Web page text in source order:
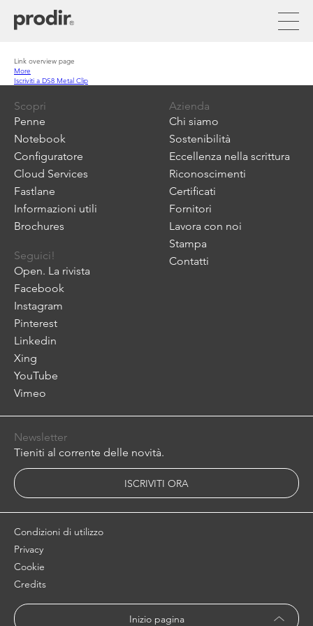
contenuto
Link overview page
More
Iscriviti a DS8 Metal Clip
Scopri
Penne
Notebook
Configuratore
Cloud Services
Fastlane
Informazioni utili
Brochures
Azienda
Chi siamo
Sostenibilità
Eccellenza nella scrittura
Riconoscimenti
Certificati
Fornitori
Lavora con noi
Stampa
Contatti
Seguici!
Open. La rivista
Facebook
Instagram
Pinterest
Linkedin
Xing
YouTube
Vimeo
Newsletter
Tieniti al corrente delle novità.
ISCRIVITI ORA
Inizio pagina
Condizioni di utilizzo
Privacy
Cookie
Credits